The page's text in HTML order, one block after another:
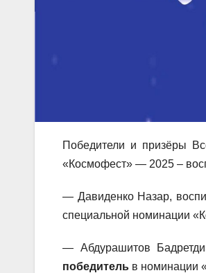
Победители и призёры
«Космофест» — 2025 –
— Давиденко Назар,
специальной номинации
— Абдурашитов
победитель в номинации